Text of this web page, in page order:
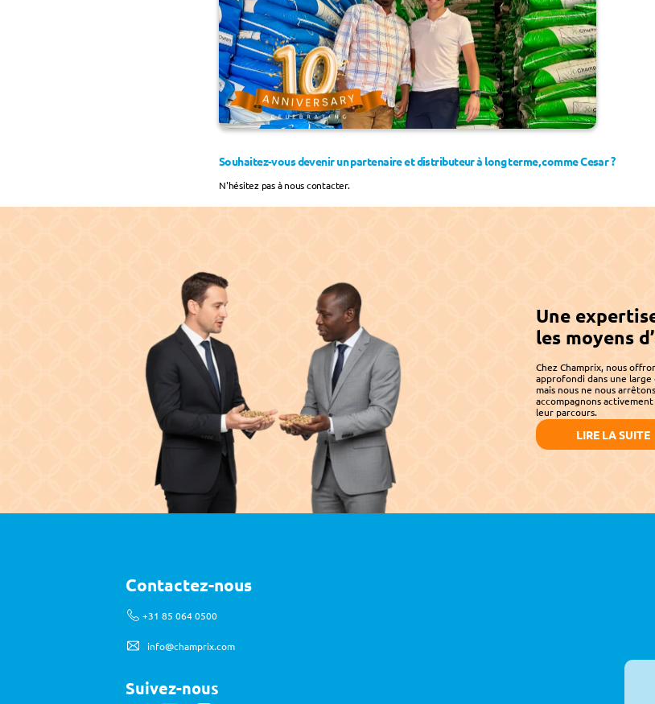
Souhaitez-vous devenir un partenaire et distributeur à long terme, comme Cesar ?
N'hésitez pas à nous contacter.
Une
les moyens
Chez Champrix, nous
approfondi dans une
mais nous ne nous
accompagnons
leur parcours.
LIRE LA SUITE
Contactez-nous
Suivez-nous
info@champrix.com
+31 85 064 0500